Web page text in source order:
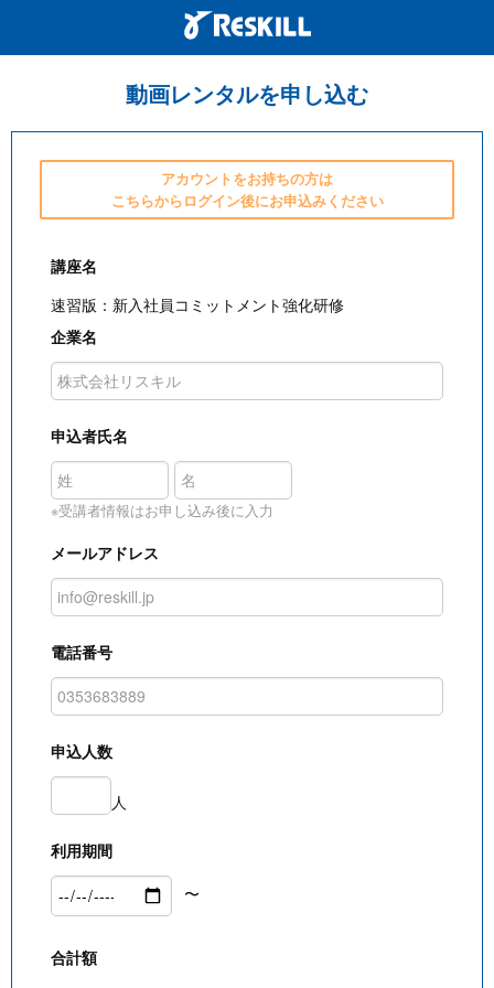
動画レンタルを申し込む
アカウントをお持ちの方は
こちらからログイン後にお申込みください
講座名
速習版：新入社員コミットメント強化研修
企業名
申込者氏名
※受講者情報はお申し込み後に入力
メールアドレス
電話番号
申込人数
人
利用期間
〜
合計額